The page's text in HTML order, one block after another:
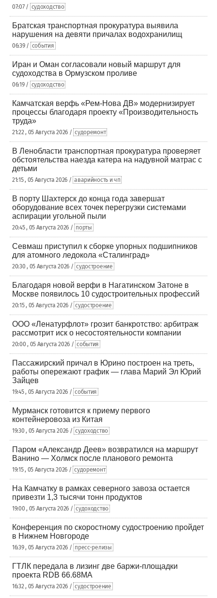
07:07 / судоходство
Братская транспортная прокуратура выявила
нарушения на девяти причалах водохранилищ
06:39 / события
Иран и Оман согласовали новый маршрут для
судоходства в Ормузском проливе
06:19 / судоходство
Камчатская верфь «Рем-Нова ДВ» модернизирует
процессы благодаря проекту «Производительность
труда»
21:22 , 05 Августа 2026 / судоремонт
В Ленобласти транспортная прокуратура проверяет
обстоятельства наезда катера на надувной матрас с
детьми
21:15 , 05 Августа 2026 / аварийность и чп
В порту Шахтерск до конца года завершат
оборудование всех точек перегрузки системами
аспирации угольной пыли
20:45 , 05 Августа 2026 / порты
Севмаш приступил к сборке упорных подшипников
для атомного ледокола «Сталинград»
20:30 , 05 Августа 2026 / судостроение
Благодаря новой верфи в Нагатинском Затоне в
Москве появилось 10 судостроительных профессий
20:15 , 05 Августа 2026 / судостроение
ООО «Ленатурфлот» грозит банкротство: арбитраж
рассмотрит иск о несостоятельности компании
20:00 , 05 Августа 2026 / события
Пассажирский причал в Юрино построен на треть,
работы опережают график — глава Марий Эл Юрий
Зайцев
19:45 , 05 Августа 2026 / события
Мурманск готовится к приему первого
контейнеровоза из Китая
19:30 , 05 Августа 2026 / судоходство
Паром «Александр Деев» возвратился на маршрут
Ванино — Холмск после планового ремонта
19:15 , 05 Августа 2026 / судоремонт
На Камчатку в рамках северного завоза остается
привезти 1,3 тысячи тонн продуктов
19:00 , 05 Августа 2026 / судоходство
Конференция по скоростному судостроению пройдет
в Нижнем Новгороде
16:39 , 05 Августа 2026 / пресс-релизы
ГТЛК передала в лизинг две баржи-площадки
проекта RDB 66.68МА
16:32 , 05 Августа 2026 / судостроение